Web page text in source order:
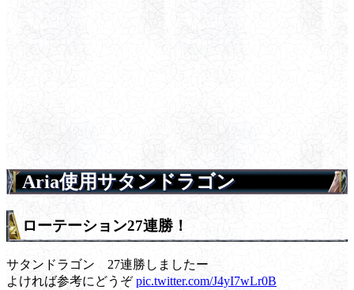
Aria使用サタンドラゴン
ローテーション27連勝！
サタンドラゴン 27連勝しましたー
よければ参考にどうぞpic.twitter.com/J4yI7wLr0B